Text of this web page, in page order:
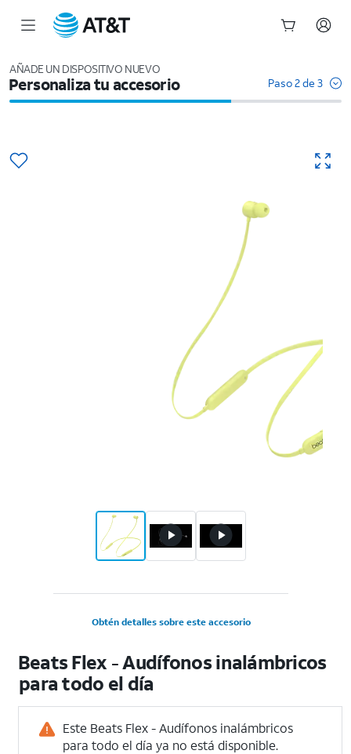
AÑADE UN DISPOSITIVO NUEVO
Personaliza tu accesorio Paso 2 de 3
Obtén detalles sobre este accesorio
Beats Flex - Audífonos inalámbricos
para todo el día
Este Beats Flex - Audífonos inalámbricos
para todo el día ya no está disponible.